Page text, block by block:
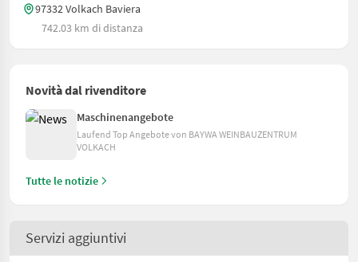
97332 Volkach Baviera
742.03 km di distanza
Novità dal rivenditore
Maschinenangebote
Laufend Top Angebote von BAYWA WEINBAUZENTRUM
VOLKACH
Tutte le notizie
Servizi aggiuntivi